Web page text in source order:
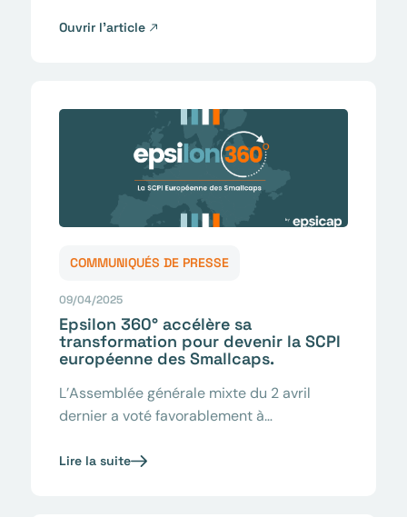
Ouvrir l’article
COMMUNIQUÉS DE PRESSE
09/04/2025
Epsilon 360° accélère sa
transformation pour devenir la SCPI
européenne des Smallcaps.
L’Assemblée générale mixte du 2 avril
dernier a voté favorablement à…
Lire la suite